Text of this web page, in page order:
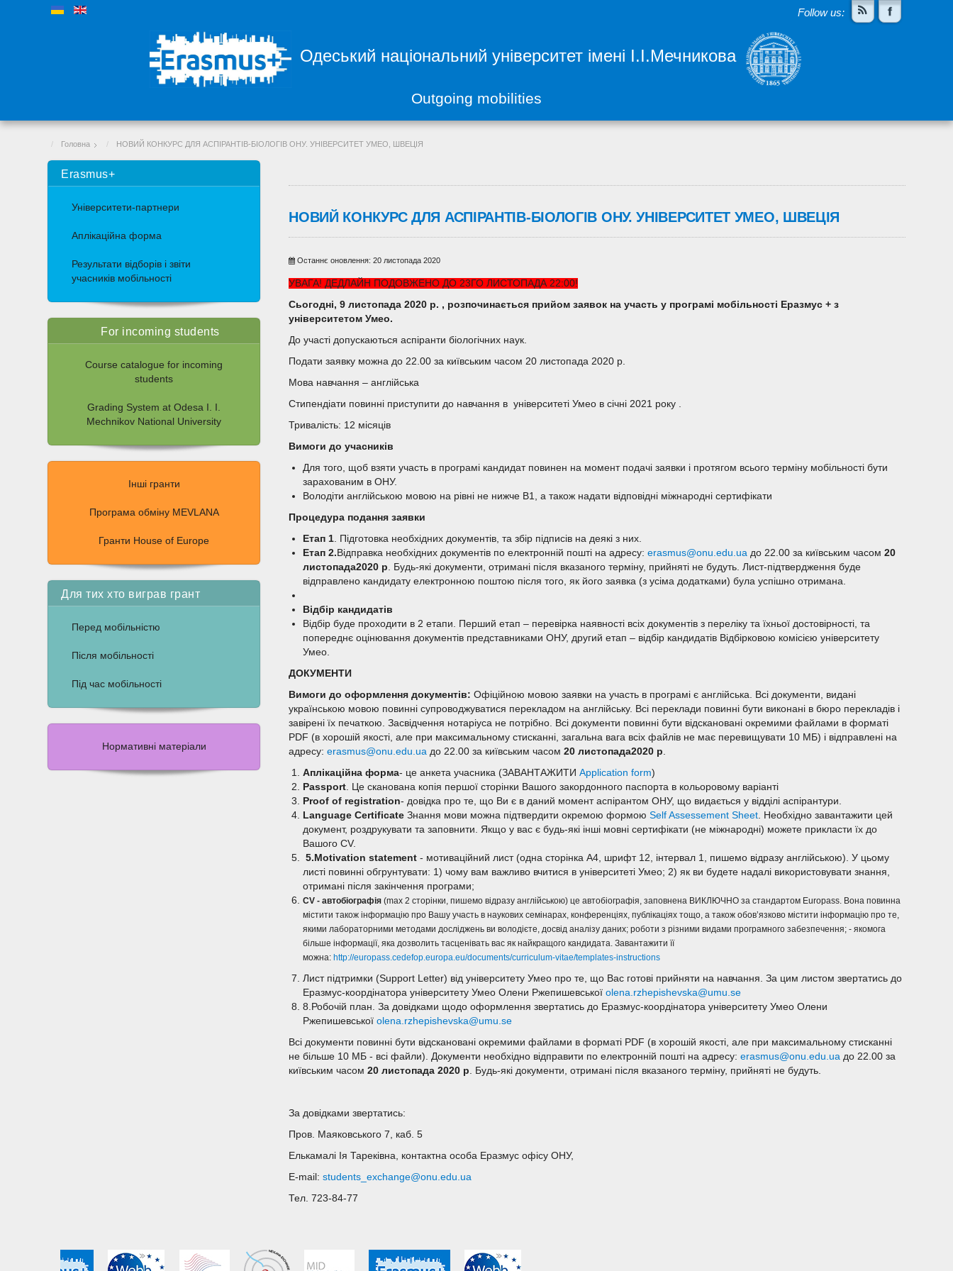
Follow us:
Одеський національний університет імені І.І.Мечникова
Outgoing mobilities
Головна НОВИЙ КОНКУРС ДЛЯ АСПІРАНТІВ-БІОЛОГІВ ОНУ. УНІВЕРСИТЕТ УМЕО, ШВЕЦІЯ
Erasmus+
Університети-партнери
Аплікаційна форма
Результати відборів і звіти
учасників мобільності
For incoming students
Course catalogue for incoming
students
Grading System at Odesa I. I.
Mechnikov National University
Інші гранти
Програма обміну MEVLANA
Гранти House of Europe
Для тих хто виграв грант
Перед мобільністю
Після мобільності
Під час мобільності
Нормативні матеріали
НОВИЙ КОНКУРС ДЛЯ АСПІРАНТІВ-БІОЛОГІВ ОНУ. УНІВЕРСИТЕТ УМЕО, ШВЕЦІЯ
Останнє оновлення: 20 листопада 2020
УВАГА! ДЕДЛАЙН ПОДОВЖЕНО ДО 23ГО ЛИСТОПАДА 22:00!
Сьогодні, 9 листопада 2020 р. , розпочинається прийом заявок на участь у програмі мобільності Еразмус + з
університетом Умео.
До участі допускаються аспіранти біологічних наук.
Подати заявку можна до 22.00 за київським часом 20 листопада 2020 р.
Мова навчання – англійська
Стипендіати повинні приступити до навчання в університеті Умео в січні 2021 року .
Тривалість: 12 місяців
Вимоги до учасників
Для того, щоб взяти участь в програмі кандидат повинен на момент подачі заявки і протягом всього терміну мобільності бути
зарахованим в ОНУ.
Володіти англійською мовою на рівні не нижче B1, а також надати відповідні міжнародні сертифікати
Процедура подання заявки
Етап 1. Підготовка необхідних документів, та збір підписів на деякі з них.
Етап 2. Відправка необхідних документів по електронній пошті на адресу:erasmus@onu.edu.ua до 22.00 за київським часом20
листопада2020 р. Будь-які документи, отримані після вказаного терміну, прийняті не будуть. Лист-підтвердження буде
відправлено кандидату електронною поштою після того, як його заявка (з усіма додатками) була успішно отримана.
Відбір кандидатів
Відбір буде проходити в 2 етапи. Перший етап – перевірка наявності всіх документів з переліку та їхньої достовірності, та
попереднє оцінювання документів представниками ОНУ, другий етап – відбір кандидатів Відбірковою комісією університету
Умео.
ДОКУМЕНТИ
Вимоги до оформлення документів:Офіційною мовою заявки на участь в програмі є англійська. Всі документи, видані
українською мовою повинні супроводжуватися перекладом на англійську. Всі переклади повинні бути виконані в бюро перекладів і
завірені їх печаткою. Засвідчення нотаріуса не потрібно. Всі документи повинні бути відскановані окремими файлами в форматі
PDF (в хорошій якості, але при максимальному стисканні, загальна вага всіх файлів не має перевищувати 10 МБ) і відправлені на
адресу:erasmus@onu.edu.ua до 22.00 за київським часом20 листопада2020 р.
Аплікаційна форма- це анкета учасника (ЗАВАНТАЖИТИApplication form)
Passport. Це сканована копія першої сторінки Вашого закордонного паспорта в кольоровому варіанті
Proof of registration- довідка про те, що Ви є в даний момент аспірантом ОНУ, що видається у відділі аспірантури.
Language Certificate Знання мови можна підтвердити окремою формоюSelf Assessement Sheet. Необхідно завантажити цей
документ, роздрукувати та заповнити. Якщо у вас є будь-які інші мовні сертифікати (не міжнародні) можете прикласти їх до
Вашого CV.
5. Motivation statement - мотиваційний лист (одна сторінка А4, шрифт 12, інтервал 1, пишемо відразу англійською). У цьому
листі повинні обгрунтувати: 1) чому вам важливо вчитися в університеті Умео; 2) як ви будете надалі використовувати знання,
отримані після закінчення програми;
CV - автобіографія (max 2 сторінки, пишемо відразу англійською) це автобіографія, заповнена ВИКЛЮЧНО за стандартом Europass. Вона повинна
містити також інформацію про Вашу участь в наукових семінарах, конференціях, публікаціях тощо, а також обов’язково містити інформацію про те,
якими лабораторними методами досліджень ви володієте, досвід аналізу даних; роботи з різними видами програмного забезпечення; - якомога
більше інформації, яка дозволить тасценівать вас як найкращого кандидата. Завантажити її
можна: http://europass.cedefop.europa.eu/documents/curriculum-vitae/templates-instructions
Лист підтримки (Support Letter) від університету Умео про те, що Вас готові прийняти на навчання. За цим листом звертатись до
Еразмус-коордінатора університету Умео Олени Ржепишевськоїolena.rzhepishevska@umu.se
8.Робочій план. За довідками щодо оформлення звертатись до Еразмус-коордінатора університету Умео Олени
Ржепишевськоїolena.rzhepishevska@umu.se
Всі документи повинні бути відскановані окремими файлами в форматі PDF (в хорошій якості, але при максимальному стисканні
не більше 10 МБ - всі файли). Документи необхідно відправити по електронній пошті на адресу:erasmus@onu.edu.ua до 22.00 за
київським часом20 листопада 2020 р. Будь-які документи, отримані після вказаного терміну, прийняті не будуть.
За довідками звертатись:
Пров. Маяковського 7, каб. 5
Елькамалі Ія Тареківна, контактна особа Еразмус офісу ОНУ,
E-mail:students_exchange@onu.edu.ua
Тел. 723-84-77